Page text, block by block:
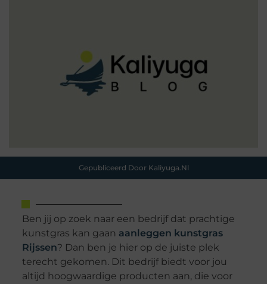
Gepubliceerd Door Kaliyuga.nl
Ben jij op zoek naar een bedrijf dat prachtige
kunstgras kan gaan aanleggen kunstgras
Rijssen? Dan ben je hier op de juiste plek
terecht gekomen. Dit bedrijf biedt voor jou
altijd hoogwaardige producten aan, die voor